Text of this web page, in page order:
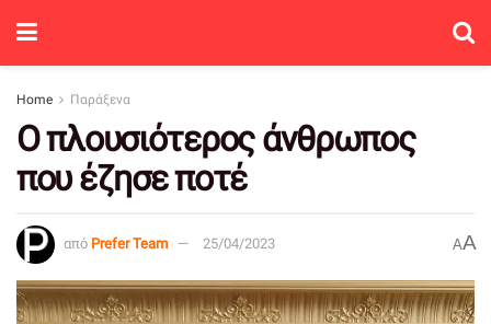
Home Παράξενα
Ο πλουσιότερος άνθρωπος
που έζησε ποτέ
από Prefer Team 25/04/2023 AA